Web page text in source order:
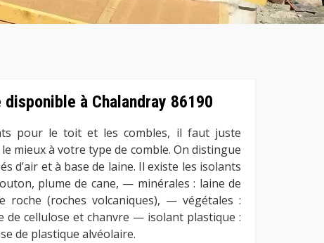
à Chalandray 86190
pour le toit et les combles, il faut juste
mieux à votre type de comble. On distingue
d’air et à base de laine. Il existe les isolants
plume de cane, — minérales : laine de
roche (roches volcaniques), — végétales :
de cellulose et chanvre — isolant plastique :
de plastique alvéolaire.